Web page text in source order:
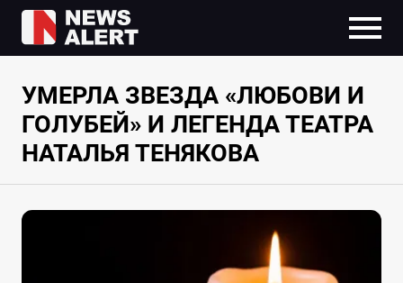
УМЕРЛА ЗВЕЗДА «ЛЮБОВИ И
ГОЛУБЕЙ» И ЛЕГЕНДА ТЕАТРА
НАТАЛЬЯ ТЕНЯКОВА